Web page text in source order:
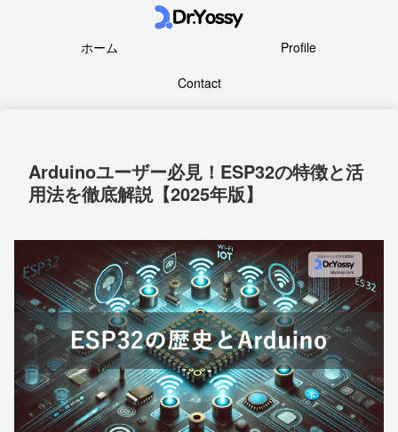
ホーム
Profile
Contact
Arduinoユーザー必見！ESP32の特徴と活
用法を徹底解説【2025年版】